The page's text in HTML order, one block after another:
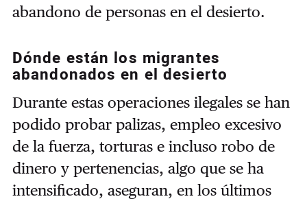
abandono de personas en el desierto.
Dónde están los migrantes
abandonados en el desierto
Durante estas operaciones ilegales se han
podido probar palizas, empleo excesivo
de la fuerza, torturas e incluso robo de
dinero y pertenencias, algo que se ha
intensificado, aseguran, en los últimos